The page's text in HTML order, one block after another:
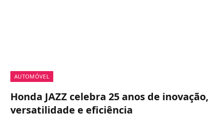
AUTOMÓVEL
Honda JAZZ celebra 25 anos de inovação,
versatilidade e eficiência